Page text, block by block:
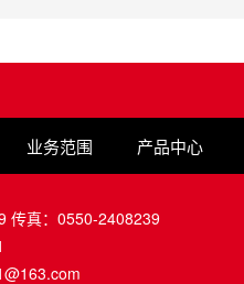
业务范围 产品中心
传真：0550-2408239